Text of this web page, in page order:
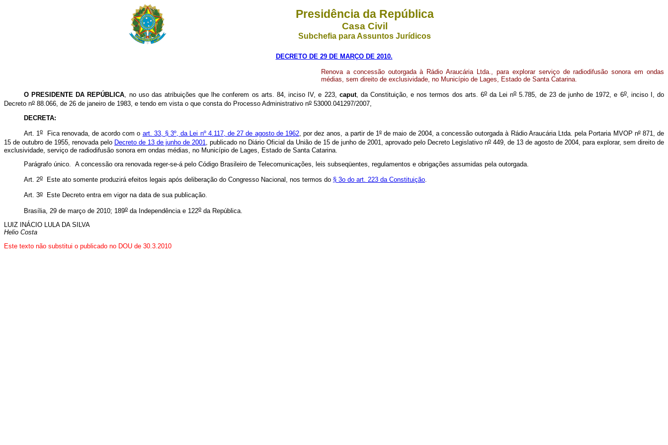
Presidência da República
Casa Civil
Subchefia para Assuntos Jurídicos
DECRETO DE 29 DE MARÇO DE 2010.
Renova a concessão outorgada à Rádio Araucária Ltda., para explorar serviço de radiodifusão sonora em ondas
médias, sem direito de exclusividade, no Município de Lages, Estado de Santa Catarina.
O PRESIDENTE DA REPÚBLICA, no uso das atribuições que lhe conferem os arts. 84, inciso IV, e 223, caput, da Constituição, e nos termos dos arts. 6oda Lei no5.785, de 23 de junho de 1972, e 6o, inciso I, do
Decreto no 88.066, de 26 de janeiro de 1983, e tendo em vista o que consta do Processo Administrativo no 53000.041297/2007,
DECRETA:
Art. 1oFica renovada, de acordo com o art. 33, § 3º, da Lei nº 4.117, de 27 de agosto de 1962, por dez anos, a partir de 1º de maio de 2004, a concessão outorgada à Rádio Araucária Ltda. pela Portaria MVOP nº871, de
15 de outubro de 1955, renovada pelo Decreto de 13 de junho de 2001, publicado no Diário Oficial da União de 15 de junho de 2001, aprovado pelo Decreto Legislativo no 449, de 13 de agosto de 2004, para explorar, sem direito de
exclusividade, serviço de radiodifusão sonora em ondas médias, no Município de Lages, Estado de Santa Catarina.
Parágrafo único. A concessão ora renovada reger-se-á pelo Código Brasileiro de Telecomunicações, leis subseqüentes, regulamentos e obrigações assumidas pela outorgada.
Art. 2o Este ato somente produzirá efeitos legais após deliberação do Congresso Nacional, nos termos do § 3o do art. 223 da Constituição.
Art. 3o Este Decreto entra em vigor na data de sua publicação.
Brasília, 29 de março de 2010; 189o da Independência e 122o da República.
LUIZ INÁCIO LULA DA SILVA
Helio Costa
Este texto não substitui o publicado no DOU de 30.3.2010